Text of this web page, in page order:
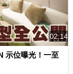
02:14
示位曝光！一至